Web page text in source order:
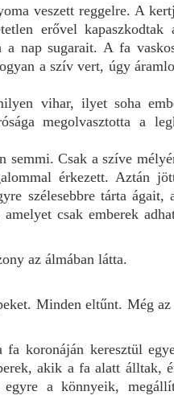
veszett reggelre. A
erővel kapaszkodtak
nap sugarait. A fa
a szív vert, úgy
vihar, ilyet soha
megolvasztotta a
Csak a szíve
érkezett. Aztán
szélesebbre tárta ágait,
csak emberek
az álmában látta.
Minden eltűnt. Még az
koronáján keresztül
akik a fa alatt álltak,
a könnyeik,